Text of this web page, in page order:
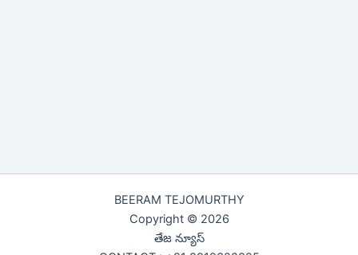
BEERAM TEJOMURTHY
Copyright © 2026
తేజ న్యూస్